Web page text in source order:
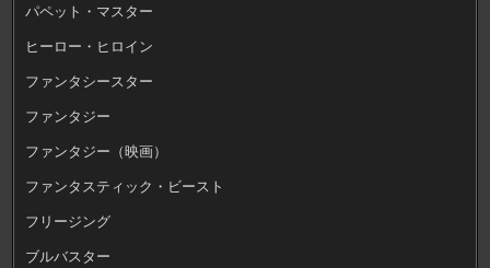
パペット・マスター
ヒーロー・ヒロイン
ファンタシースター
ファンタジー
ファンタジー（映画）
ファンタスティック・ビースト
フリージング
ブルバスター